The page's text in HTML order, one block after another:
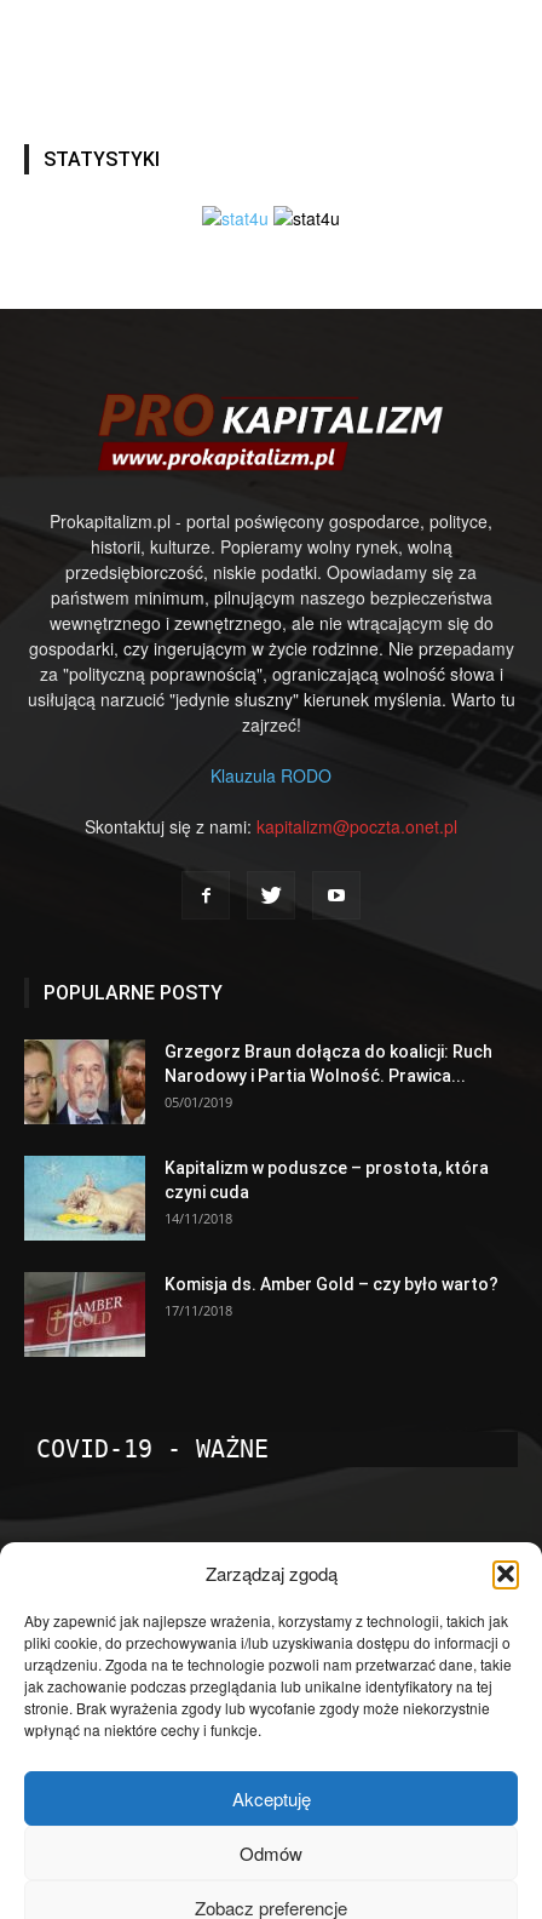
Zarządzaj zgodą
Aby zapewnić jak najlepsze wrażenia, korzystamy z technologii, takich jak
pliki cookie, do przechowywania i/lub uzyskiwania dostępu do informacji o
urządzeniu. Zgoda na te technologie pozwoli nam przetwarzać dane, takie
jak zachowanie podczas przeglądania lub unikalne identyfikatory na tej
stronie. Brak wyrażenia zgody lub wycofanie zgody może niekorzystnie
wpłynąć na niektóre cechy i funkcje.
Akceptuję
Odmów
Zobacz preferencje
STATYSTYKI
Prokapitalizm.pl - portal poświęcony gospodarce, polityce,
historii, kulturze. Popieramy wolny rynek, wolną
przedsiębiorczość, niskie podatki. Opowiadamy się za
państwem minimum, pilnującym naszego bezpieczeństwa
wewnętrznego i zewnętrznego, ale nie wtrącającym się do
gospodarki, czy ingerującym w życie rodzinne. Nie przepadamy
za "polityczną poprawnością", ograniczającą wolność słowa i
usiłującą narzucić "jedynie słuszny" kierunek myślenia. Warto tu
zajrzeć!
Klauzula RODO
Skontaktuj się z nami: kapitalizm@poczta.onet.pl
POPULARNE POSTY
Grzegorz Braun dołącza do koalicji: Ruch
Narodowy i Partia Wolność. Prawica...
05/01/2019
Kapitalizm w poduszce – prostota, która
czyni cuda
14/11/2018
Komisja ds. Amber Gold – czy było warto?
17/11/2018
COVID-19 - WAŻNE
Temat dnia
4601
Publicystyka
4363
Polityka
3639
Polska
Społeczeństwo
2823